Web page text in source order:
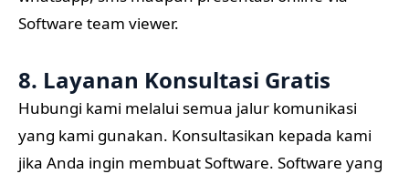
Software team viewer.
8. Layanan Konsultasi Gratis
Hubungi kami melalui semua jalur komunikasi
yang kami gunakan. Konsultasikan kepada kami
jika Anda ingin membuat Software. Software yang